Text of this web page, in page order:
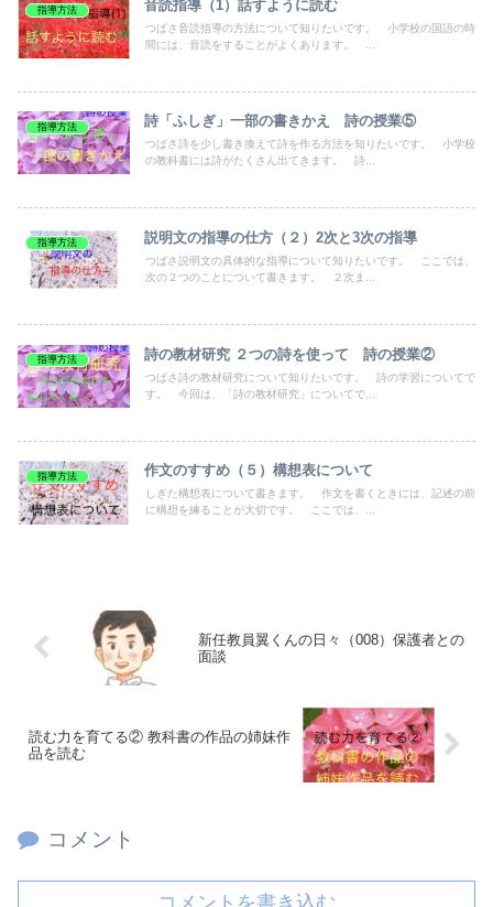
指導方法 音読指導（1）話すように読む
つばさ音読指導の方法について知りたいです。 小学校の国語の時
間には、音読をすることがよくあります。 ...
指導方法 詩「ふしぎ」一部の書きかえ 詩の授業⑤
つばさ詩を少し書き換えて詩を作る方法を知りたいです。 小学校
の教科書には詩がたくさん出てきます。 詩...
指導方法 説明文の指導の仕方（２）2次と3次の指導
つばさ説明文の具体的な指導について知りたいです。 ここでは、
次の２つのことについて書きます。 ２次ま...
指導方法 詩の教材研究 ２つの詩を使って 詩の授業②
つばさ詩の教材研究について知りたいです。 詩の学習についてで
す。 今回は、「詩の教材研究」についてで...
指導方法 作文のすすめ（５）構想表について
しぎた構想表について書きます。 作文を書くときには、記述の前
に構想を練ることが大切です。 ここでは、...
新任教員翼くんの日々（008）保護者との
面談
読む力を育てる② 教科書の作品の姉妹作
品を読む
コメント
コメントを書き込む